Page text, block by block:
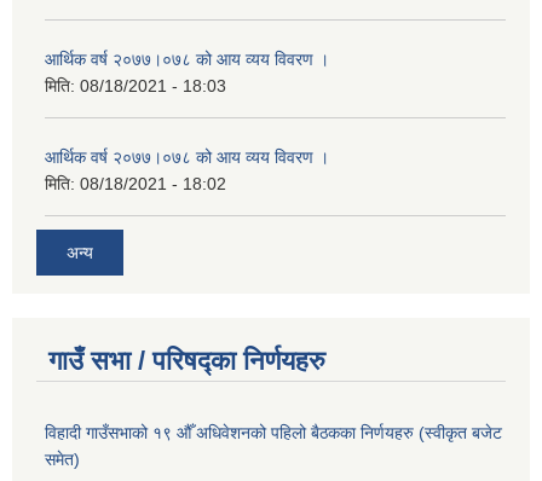
आर्थिक वर्ष २०७७।०७८ को आय व्यय विवरण ।
मिति: 08/18/2021 - 18:03
आर्थिक वर्ष २०७७।०७८ को आय व्यय विवरण ।
मिति: 08/18/2021 - 18:02
अन्य
गाउँ सभा / परिषद्का निर्णयहरु
विहादी गाउँसभाको १९ औँ अधिवेशनको पहिलो बैठकका निर्णयहरु (स्वीकृत बजेट
समेत)